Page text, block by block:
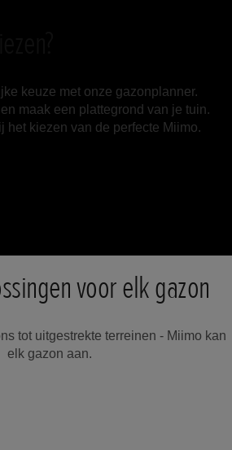
keuze met onze gazonplanner.
maak een plattegrond van je tuin.
het kiezen van de perfecte Miimo.
voor elk gazon
tot uitgestrekte terreinen - Miimo kan
elk gazon aan.